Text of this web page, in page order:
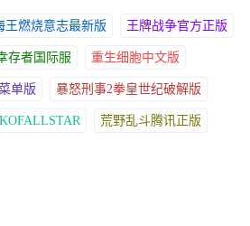
王燃烧意志最新版 王牌战争官方正版
存者国际服 重生细胞中文版
单版 暴怒刑事2拳皇世纪破解版
荒野乱斗腾讯正版